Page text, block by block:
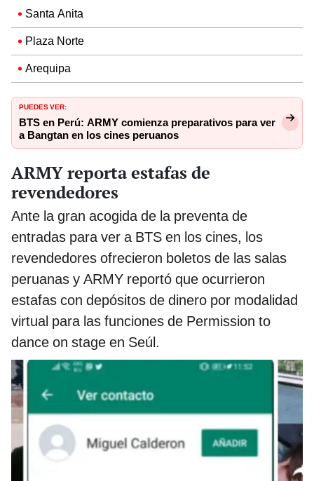
Santa Anita
Plaza Norte
Arequipa
PUEDES VER:
BTS en Perú: ARMY comienza preparativos para ver
a Bangtan en los cines peruanos
ARMY reporta estafas de
revendedores
Ante la gran acogida de la preventa de
entradas para ver a BTS en los cines, los
revendedores ofrecieron boletos de las salas
peruanas y ARMY reportó que ocurrieron
estafas con depósitos de dinero por modalidad
virtual para las funciones de Permission to
dance on stage en Seúl.